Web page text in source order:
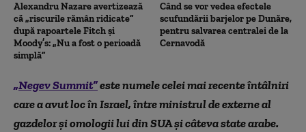
Alexandru Nazare avertizează
că „riscurile rămân ridicate”
după rapoartele Fitch și
Moody’s: „Nu a fost o perioadă
simplă”
Când se vor vedea efectele
scufundării barjelor pe Dunăre,
pentru salvarea centralei de la
Cernavodă
„Negev Summit”este numele celei mai recente întâlniri
care a avut loc în Israel, între ministrul de externe al
gazdelor și omologii lui din SUA și câteva state arabe.